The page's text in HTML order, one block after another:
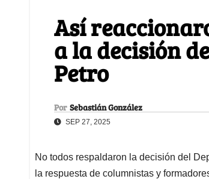
Así
a la decisión
Petro
Por Sebastián González
SEP 27, 2025
No todos respaldaron la decisión del
la respuesta de columnistas y